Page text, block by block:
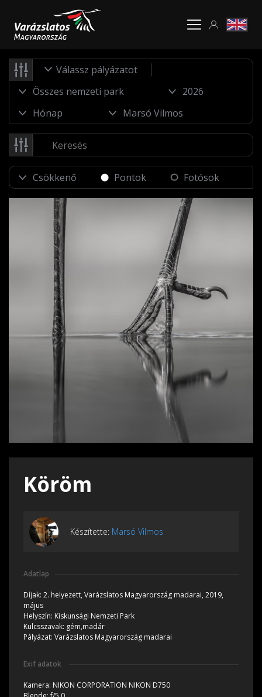
Válassz pályázatot
Pontok Fotósok
Köröm
Készítette: Marsó Vilmos
Adatlap
Díjak: 2. helyezett, Varázslatos Magyarország madarai, 2019,
május
Helyszín: Kiskunsági Nemzeti Park
Kulcsszavak: gém,madár
Pályázat: Varázslatos Magyarország madarai
Exif adatok
Kamera: NIKON CORPORATION NIKON D750